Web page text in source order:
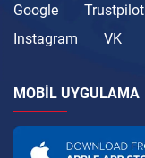
Google Trustpilot
Instagram
VK
MOBIL UYGULAMA